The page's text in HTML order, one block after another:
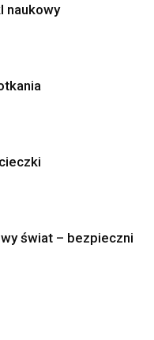
naukowy
świat – bezpieczni